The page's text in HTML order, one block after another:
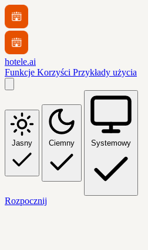
hotele.ai
Funkcje Korzyści Przykłady użycia
Jasny Ciemny Systemowy
Rozpocznij